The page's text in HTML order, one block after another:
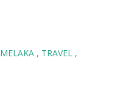
MELAKA
TRAVEL